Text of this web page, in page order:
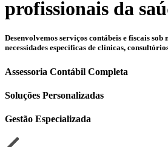
profissionais da
Desenvolvemos serviços contábeis e fiscais sob
necessidades específicas de clínicas,
Assessoria Contábil Completa
Soluções Personalizadas
Gestão Especializada